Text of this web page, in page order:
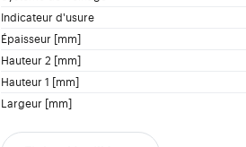
Indicateur d'usure
Épaisseur [mm]
Hauteur 2 [mm]
Hauteur 1 [mm]
Largeur [mm]